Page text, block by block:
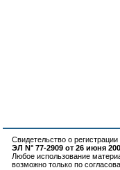
Свидетельство о
ЭЛ N° 77-2909 от 26 июня
Любое использование
возможно только по